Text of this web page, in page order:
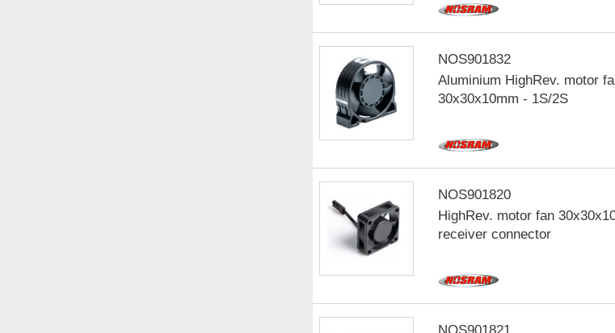
NOS901832
Aluminium HighRev. motor
30x30x10mm - 1S/2S
NOS901820
HighRev. motor fan
receiver connector